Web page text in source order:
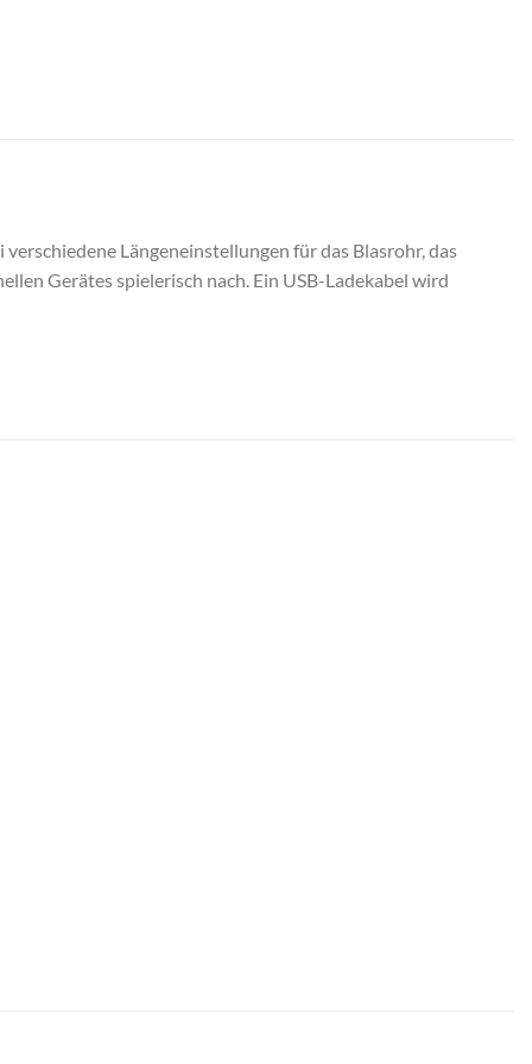
Längeneinstellungen für das Blasrohr, das
Gerätes spielerisch nach. Ein USB-Ladekabel wird